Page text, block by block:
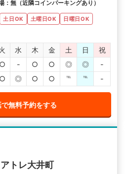
：無（近隣コインパーキングあり）
土日OK 土曜日OK
日曜日OK
水 木 金 土 日
祝
○ - ○ ○ ◎ ◎
-
○ ◎ ○ ○ ℡ ℡ -
で無料予約をする
トレ大井町